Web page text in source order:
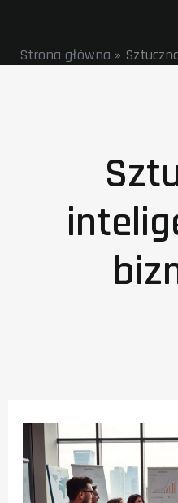
treściStrona główna »